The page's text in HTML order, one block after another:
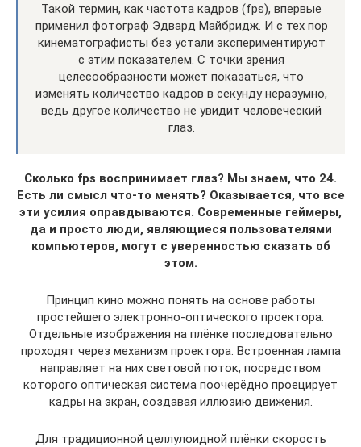
Такой термин, как частота кадров (fps), впервые
применил фотограф Эдвард Майбридж. И с тех пор
кинематографисты без устали экспериментируют
с этим показателем. С точки зрения
целесообразности может показаться, что
изменять количество кадров в секунду неразумно,
ведь другое количество не увидит человеческий
глаз.
Сколько fps воспринимает глаз? Мы знаем, что 24.
Есть ли смысл что-то менять? Оказывается, что все
эти усилия оправдываются. Современные геймеры,
да и просто люди, являющиеся пользователями
компьютеров, могут с уверенностью сказать об
этом.
Принцип кино можно понять на основе работы
простейшего электронно-оптического проектора.
Отдельные изображения на плёнке последовательно
проходят через механизм проектора. Встроенная лампа
направляет на них световой поток, посредством
которого оптическая система поочерёдно проецирует
кадры на экран, создавая иллюзию движения.
Для традиционной целлулоидной плёнки скорость